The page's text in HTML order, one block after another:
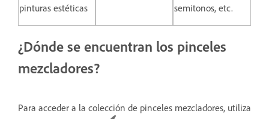
pinturas estéticas
semitonos, etc.
¿Dónde se encuentran los pinceles
mezcladores?
Para acceder a la colección de pinceles mezcladores, utiliza